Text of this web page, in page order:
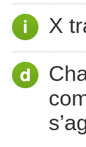
X